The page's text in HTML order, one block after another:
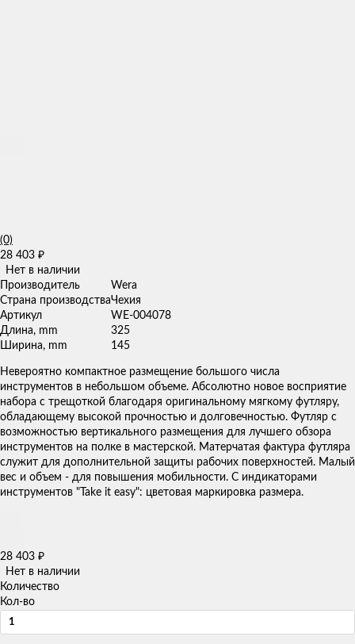
(0)
28 403 ₽
Нет в наличии
Производитель
Wera
Страна производстваЧехия
Артикул
WE-004078
Длина, mm
325
Ширина, mm
145
Невероятно компактное размещение большого числа
инструментов в небольшом объеме. Абсолютно новое восприятие
набора с трещоткой благодаря оригинальному мягкому футляру,
обладающему высокой прочностью и долговечностью. Футляр с
возможностью вертикального размещения для лучшего обзора
инструментов на полке в мастерской. Матерчатая фактура футляра
служит для дополнительной защиты рабочих поверхностей. Малый
вес и объем - для повышения мобильности. С индикаторами
инструментов "Take it easy": цветовая маркировка размера.
28 403 ₽
Нет в наличии
Количество
Кол-во